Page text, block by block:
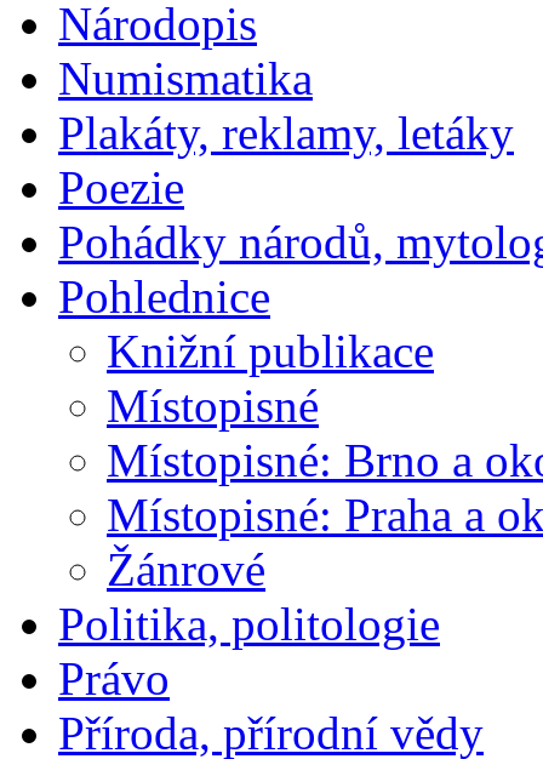
Národopis
Numismatika
Plakáty, reklamy, letáky
Poezie
Pohádky národů,
Pohlednice
Knižní publikace
Místopisné
Místopisné: Brno a
Místopisné: Praha a
Žánrové
Politika, politologie
Právo
Příroda, přírodní vědy